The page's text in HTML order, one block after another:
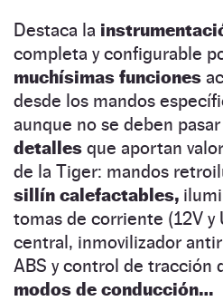
Destaca la
completa y configurable
muchísimas funciones
desde los mandos
aunque no se deben
detalles que aportan
de la Tiger: mandos
sillín calefactables,
tomas de corriente (12V y
central, inmovilizador
ABS y control de tracción
modos de conducción…